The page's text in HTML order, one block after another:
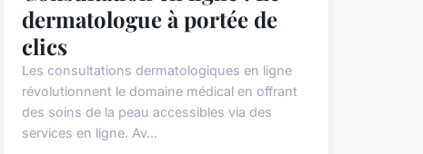
dermatologue à portée de
clics
Les consultations dermatologiques en ligne
révolutionnent le domaine médical en offrant
des soins de la peau accessibles via des
services en ligne. Av...